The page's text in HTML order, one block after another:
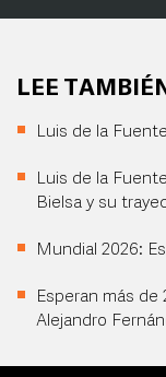
LEE
Luis de la
Luis de la
Bielsa y su
Mundial 2026:
Esperan más
Alejandro